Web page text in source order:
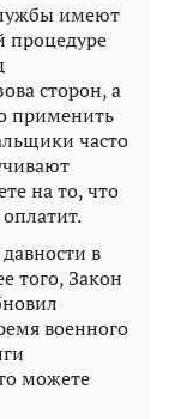
имеют
процедуре
сторон, а
применить
часто
на то, что
оплатит.
в
того, Закон
военного
можете